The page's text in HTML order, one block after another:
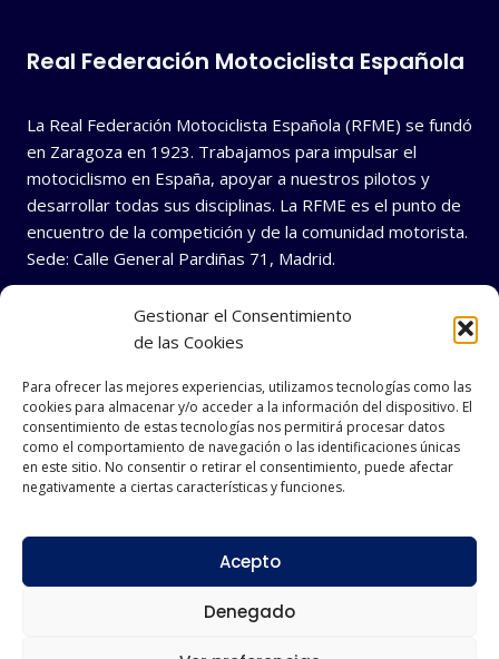
Gestionar el Consentimiento
de las Cookies
Para ofrecer las mejores experiencias, utilizamos tecnologías como las
cookies para almacenar y/o acceder a la información del dispositivo. El
consentimiento de estas tecnologías nos permitirá procesar datos
como el comportamiento de navegación o las identificaciones únicas
en este sitio. No consentir o retirar el consentimiento, puede afectar
negativamente a ciertas características y funciones.
Acepto
Denegado
Real Federación Motociclista Española
La Real Federación Motociclista Española (RFME) se fundó
en Zaragoza en 1923. Trabajamos para impulsar el
motociclismo en España, apoyar a nuestros pilotos y
desarrollar todas sus disciplinas. La RFME es el punto de
encuentro de la competición y de la comunidad motorista.
Sede: Calle General Pardiñas 71, Madrid.
REDES SOCIALES
© 2026 RFME Desarrollado porAndrac ComputingyStelis